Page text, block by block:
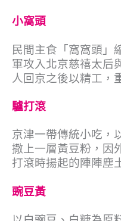
小窩頭
民間主食「窩窩頭」
軍攻入北京慈禧太后
人回京之後以精工，
驢打滾
京津一帶傳統小吃，
撒上一層黃豆粉，因
打滾時揚起的陣陣塵
豌豆黃